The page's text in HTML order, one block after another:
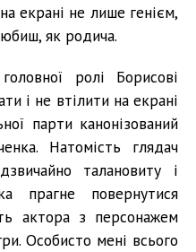
екрані не лише генієм,
як родича.
ролі Борисові
і не втілити на екрані
парти канонізований
Натомість глядач
талановиту і
прагне повернутися
актора з персонажем
Особисто мені всього